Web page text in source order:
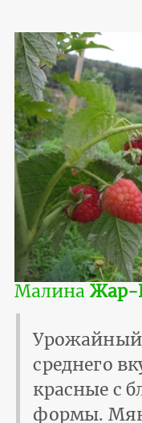
Малина Жар-
Урожайный
среднего
красные с
формы.